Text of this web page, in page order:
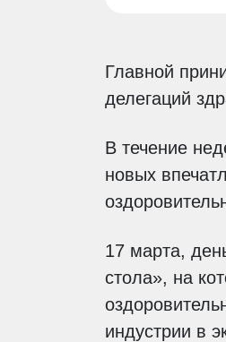
Главной
делегаций
В течение
новых
17 марта,
стола», на
индустрии в